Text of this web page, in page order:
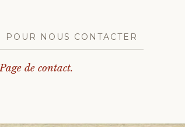
POUR NOUS CONTACTER
Page de contact.